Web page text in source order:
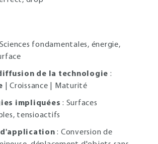
fondamentales, énergie,
de la technologie :
| Croissance | Maturité
impliquées : Surfaces
tensioactifs
d'application : Conversion de